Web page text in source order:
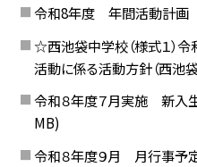
令和8年度 年間活動計
☆西池袋中学校（様式１）
活動に係る活動方針（西池
令和８年度７月実施 新入
MB)
令和８年度９月 月行事予